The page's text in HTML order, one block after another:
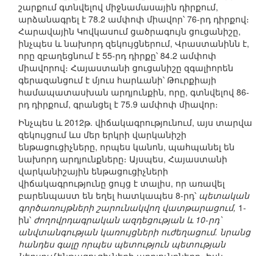
շարքում գտնվելով միջնամասային դիրքում,
արձանագրել է 78.2 ամփոփ միավոր՝ 76-րդ դիրքով։
Հարավային Կովկասում ցածրագույն ցուցանիշը,
ինչպես և նախորդ զեկույցներում, Վրաստանինն է,
որը զբաղեցնում է 55-րդ դիրքը՝ 84.2 ամփոփ
միավորով։ Հայաստանի ցուցանիշը զգալիորեն
գերազանցում է մյուս հարևանի՝ Թուրքիայի
համապատասխան արդյունքին, որը, գտնվելով 86-
րդ դիրքում, գրանցել է 75.9 ամփոփ միավոր։
Ինչպես և 2012թ. վիճակագրությունում, այս տարվա
զեկույցում ևս մեր երկրի վարկանիշի
ենթացուցիչները, որպես կանոն, պահպանել են
նախորդ արդյունքները։ Այսպես, Հայաստանի
վարկանիշային ենթացուցիչների
վիճակագրությունը ցույց է տալիս, որ առավել
բարենպաստ են եղել հատկապես 8-րդ՝ պետական
գործառույթների շարունակվող վատթարացում, 1-
ին՝ ժողովրդագրական ազդեցության և 10-րդ՝
անվտանգության կառույցների ուժեղացում. նրանց
հանդես գալը որպես պետություն պետության